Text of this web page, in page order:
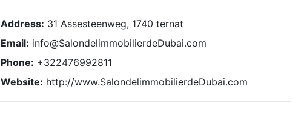
Address: 31 Assesteenweg, 1740 ternat
Email: info@SalondelimmobilierdeDubai.com
Phone: +322476992811
Website: http://www.SalondelimmobilierdeDubai.com